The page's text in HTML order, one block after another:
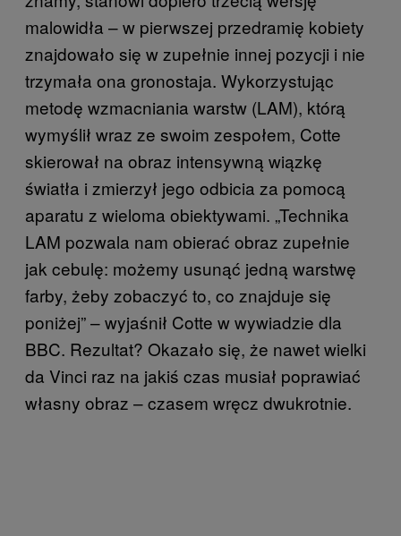
malowidła – w pierwszej przedramię kobiety
znajdowało się w zupełnie innej pozycji i nie
trzymała ona gronostaja. Wykorzystując
metodę wzmacniania warstw (LAM), którą
wymyślił wraz ze swoim zespołem, Cotte
skierował na obraz intensywną wiązkę
światła i zmierzył jego odbicia za pomocą
aparatu z wieloma obiektywami. „Technika
LAM pozwala nam obierać obraz zupełnie
jak cebulę: możemy usunąć jedną warstwę
farby, żeby zobaczyć to, co znajduje się
poniżej” – wyjaśnił Cotte w wywiadzie dla
BBC. Rezultat? Okazało się, że nawet wielki
da Vinci raz na jakiś czas musiał poprawiać
własny obraz – czasem wręcz dwukrotnie.